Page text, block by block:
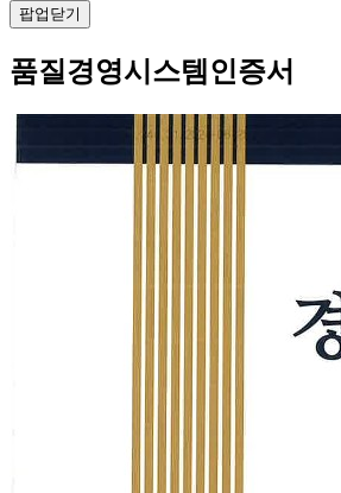
팝업닫기
품질경영시스템인증서